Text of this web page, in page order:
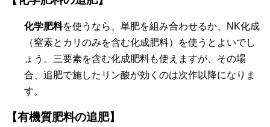
化学肥料を使うなら、単肥を組み合わせるか、NK化成
（窒素とカリのみを含む化成肥料）を使うとよいでし
ょう。三要素を含む化成肥料も使えますが、その場
合、追肥で施したリン酸が効くのは次作以降になりま
す。
【有機質肥料の追肥】